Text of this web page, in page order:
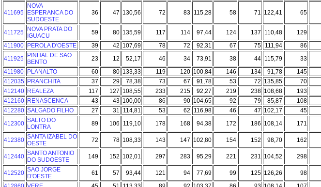
411695
NOVA
ESPERANCA DO
SUDOESTE
36 47 130,56 72 83 115,28 58 71 122,41 65
411725
NOVA PRATA DO
IGUACU
59 80 135,59 117 114 97,44 124 137 110,48 129
411900
PEROLA D'OESTE 39 42 107,69 78 72 92,31 67 75 111,94 86
411925
PINHAL DE SAO
BENTO
23 12 52,17 46 34 73,91 38 44 115,79 33
411980
PLANALTO 60 80 133,33 119 120 100,84 146 134 91,78 145
412035
PRANCHITA 37 29 78,38 73 67 91,78 53 72 135,85 70
412140 REALEZA 117 127 108,55 233 215 92,27 219 238 108,68 193
412160 RENASCENCA 43 43 100,00 86 90 104,65 92 79 85,87 108
412280 SALGADO FILHO 27 31 114,81 53 62 116,98 46 47 102,17 45
412300 SALTO DO
LONTRA
89 106 119,10 178 168 94,38 172 186 108,14 171
412380 SANTA IZABEL DO
OESTE
72 78 108,33 143 147 102,80 154 152 98,70 162
412440 SANTO ANTONIO
DO SUDOESTE
149 152 102,01 297 283 95,29 221 231 104,52 298
412520 SAO JORGE
D'OESTE
61 57 93,44 121 94 77,69 99 125 126,26 98